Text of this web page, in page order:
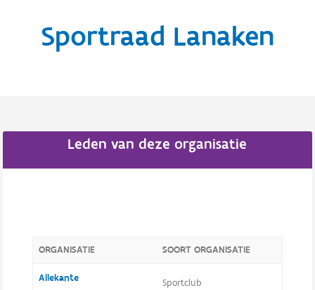
Sportraad Lanaken
Leden van deze organisatie
ORGANISATIE SOORT ORGANISATIE
Allekante
Sportclub